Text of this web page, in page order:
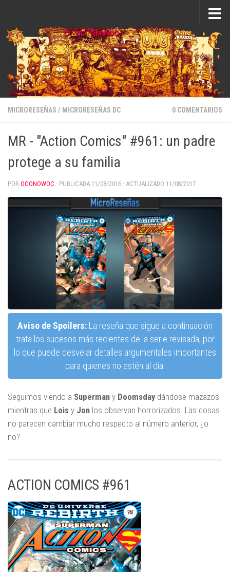
MICRORESEÑAS / MICRORESEÑAS DC 0 COMENTARIOS
MR - "Action Comics" #961: un padre
protege a su familia
POR OCONOWOC · PUBLICADA 11/08/2016 · ACTUALIZADO 11/08/2017
Aviso de Spoilers: La reseña que sigue a continuación
trata los sucesos más recientes de la serie revisada, por
lo que puede desvelar detalles argumentales importantes
para quienes no estén al día.
Seguimos viendo a Superman y Doomsday dándose mazazos
mientras que Lois y Jon los observan horrorizados. Las cosas
no parecen cambiar mucho respecto al número anterior, ¿o
no?
ACTION COMICS #961